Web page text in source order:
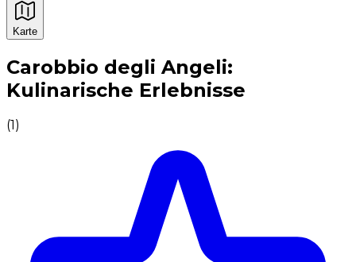
Karte
Unvergessliche kulinarische Erlebnisse:
Carobbio degli Angeli:
Kulinarische Erlebnisse
(1)